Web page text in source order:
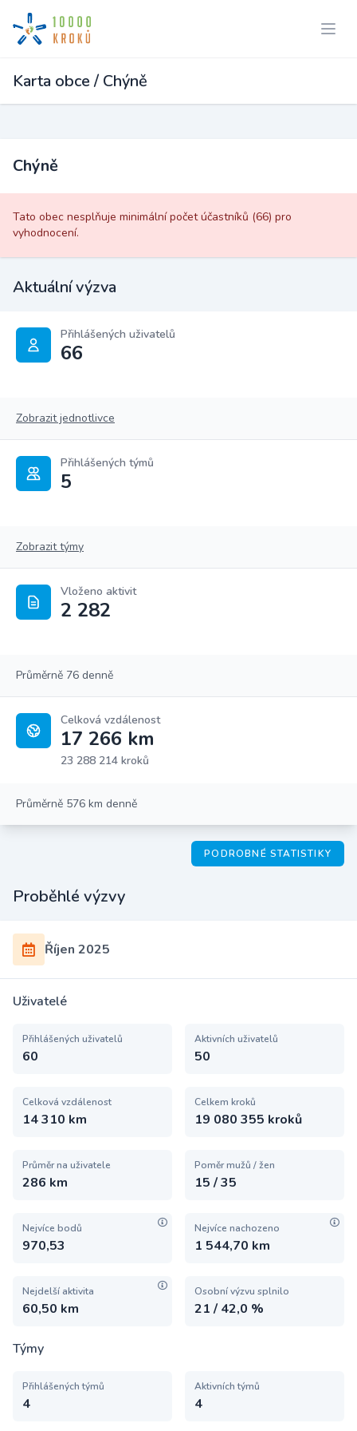
Karta obce / Chýně
Chýně
Tato obec nesplňuje minimální počet účastníků (66) pro
vyhodnocení.
Aktuální výzva
Přihlášených uživatelů
66
Zobrazit jednotlivce
Přihlášených týmů
5
Zobrazit týmy
Vloženo aktivit
2 282
Průměrně 76 denně
Celková vzdálenost
17 266 km
23 288 214 kroků
Průměrně 576 km denně
PODROBNÉ STATISTIKY
Proběhlé výzvy
Říjen 2025
Uživatelé
Přihlášených uživatelů
60
Aktivních uživatelů
50
Celková vzdálenost
14 310 km
Celkem kroků
19 080 355 kroků
Průměr na uživatele
286 km
Poměr mužů / žen
15 / 35
Nejvíce bodů
970,53
Nejvíce nachozeno
1 544,70 km
Nejdelší aktivita
60,50 km
Osobní výzvu splnilo
21 / 42,0 %
Týmy
Přihlášených týmů
4
Aktivních týmů
4